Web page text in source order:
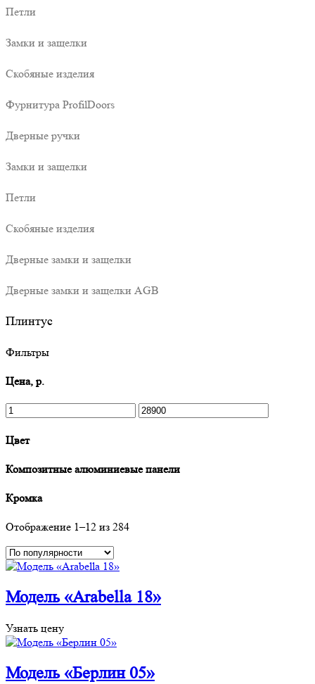
Петли
Замки и защелки
Скобяные изделия
Фурнитура ProfilDoors
Дверные ручки
Замки и защелки
Петли
Скобяные изделия
Дверные замки и защелки
Дверные замки и защелки AGB
Плинтус
Фильтры
Цена, р.
Цвет
Композитные алюминиевые панели
Кромка
Отображение 1–12 из 284
Модель «Arabella 18»
Узнать цену
Модель «Берлин 05»